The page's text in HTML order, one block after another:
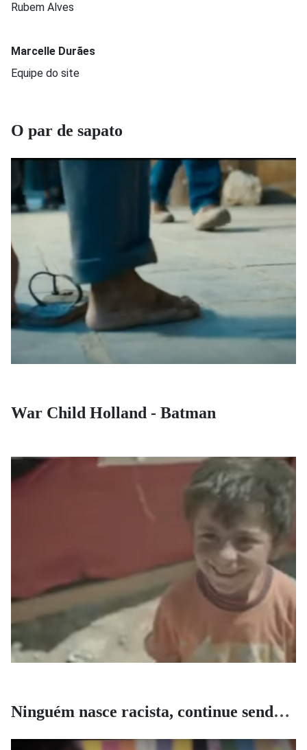
Rubem Alves
Marcelle Durães
Equipe do site
O par de sapato
War Child Holland - Batman
Ninguém nasce racista, continue sendo criança!